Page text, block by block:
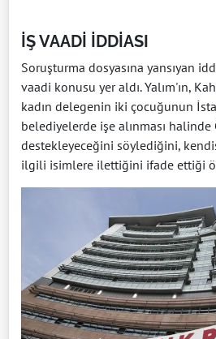
İŞ VAADİ İDDİASI
Soruşturma dosyasına yansıyan
vaadi konusu yer aldı. Yalım'ın,
kadın delegenin iki çocuğunun
belediyelerde işe alınması halinde
destekleyeceğini söylediğini,
ilgili isimlere ilettiğini ifade ettiği